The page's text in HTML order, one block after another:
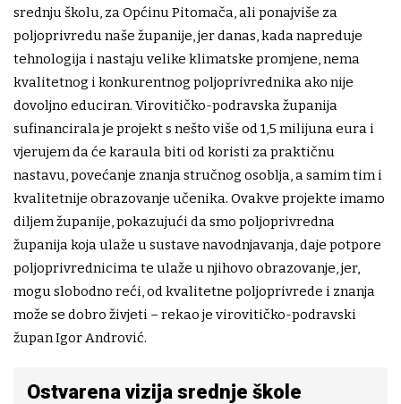
srednju školu, za Općinu Pitomača, ali ponajviše za
poljoprivredu naše županije, jer danas, kada napreduje
tehnologija i nastaju velike klimatske promjene, nema
kvalitetnog i konkurentnog poljoprivrednika ako nije
dovoljno educiran. Virovitičko-podravska županija
sufinancirala je projekt s nešto više od 1,5 milijuna eura i
vjerujem da će karaula biti od koristi za praktičnu
nastavu, povećanje znanja stručnog osoblja, a samim tim i
kvalitetnije obrazovanje učenika. Ovakve projekte imamo
diljem županije, pokazujući da smo poljoprivredna
županija koja ulaže u sustave navodnjavanja, daje potpore
poljoprivrednicima te ulaže u njihovo obrazovanje, jer,
mogu slobodno reći, od kvalitetne poljoprivrede i znanja
može se dobro živjeti – rekao je virovitičko-podravski
župan Igor Andrović.
Ostvarena vizija srednje škole